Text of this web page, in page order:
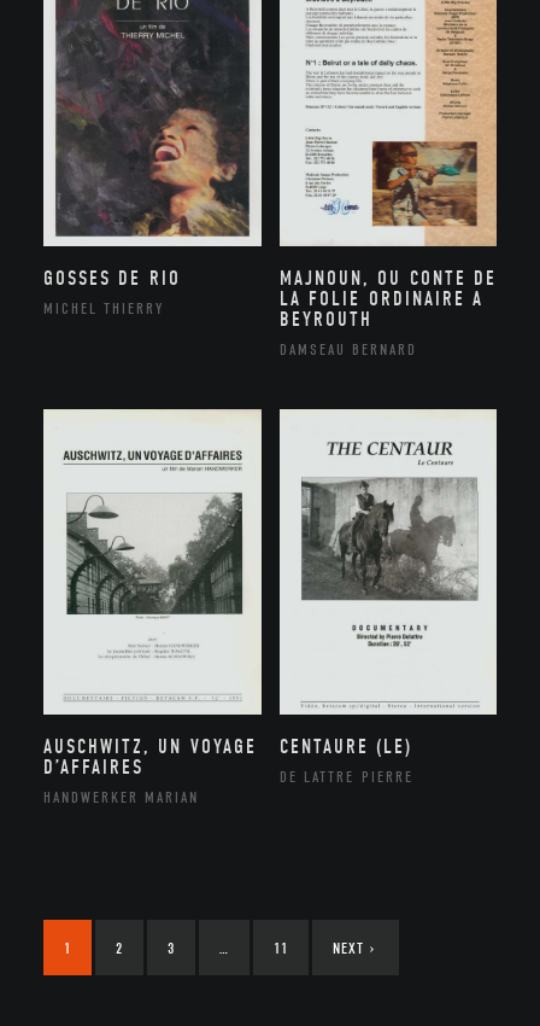
GOSSES DE RIO
MICHEL THIERRY
MAJNOUN, OU CONTE DE
LA FOLIE ORDINAIRE A
BEYROUTH
DAMSEAU BERNARD
AUSCHWITZ, UN VOYAGE
D’AFFAIRES
HANDWERKER MARIAN
CENTAURE (LE)
DE LATTRE PIERRE
1 2 3 11 NEXT ›